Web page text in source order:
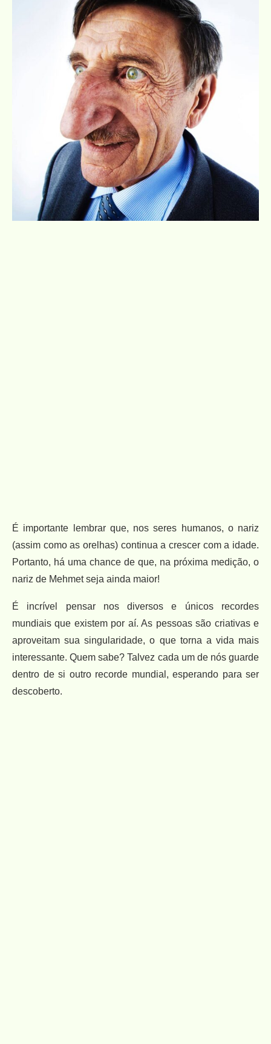
É importante lembrar que, nos seres humanos, o nariz
(assim como as orelhas) continua a crescer com a idade.
Portanto, há uma chance de que, na próxima medição, o
nariz de Mehmet seja ainda maior!
É incrível pensar nos diversos e únicos recordes
mundiais que existem por aí. As pessoas são criativas e
aproveitam sua singularidade, o que torna a vida mais
interessante. Quem sabe? Talvez cada um de nós guarde
dentro de si outro recorde mundial, esperando para ser
descoberto.